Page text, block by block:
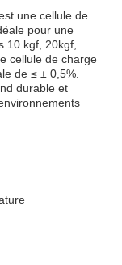
une cellule de
pour une
10 kgf, 20kgf,
cellule de charge
de ≤ ± 0,5%.
durable et